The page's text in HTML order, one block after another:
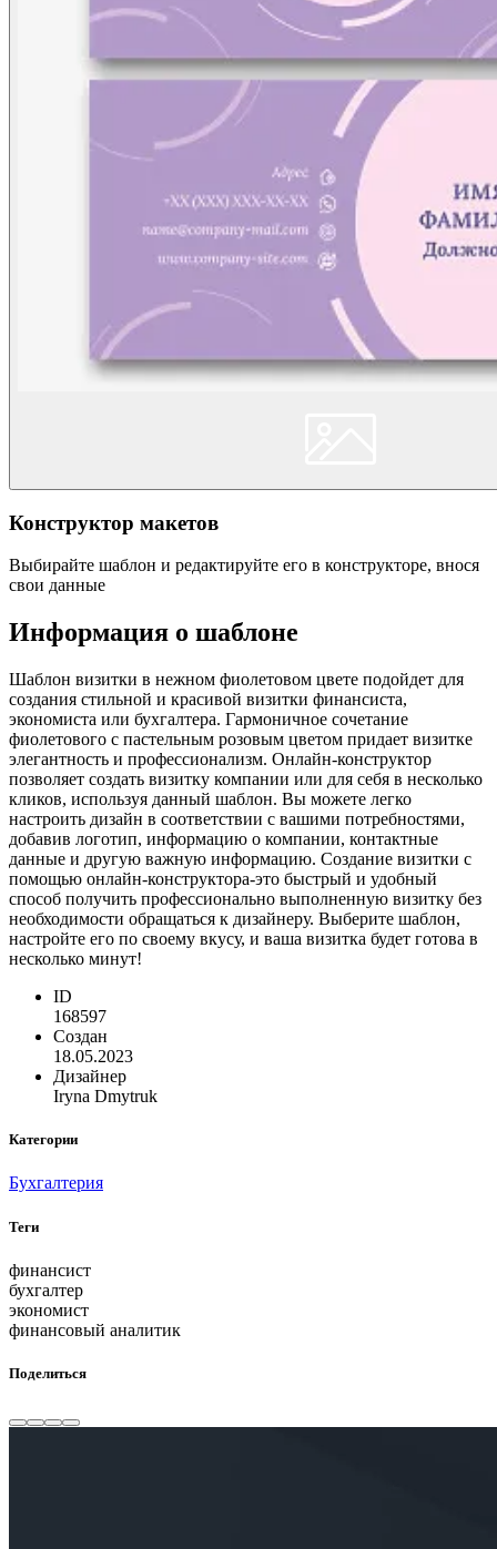
Конструктор макетов
Выбирайте шаблон и редактируйте его в конструкторе, внося
свои данные
Информация о шаблоне
Шаблон визитки в нежном фиолетовом цвете подойдет для
создания стильной и красивой визитки финансиста,
экономиста или бухгалтера. Гармоничное сочетание
фиолетового с пастельным розовым цветом придает визитке
элегантность и профессионализм. Онлайн-конструктор
позволяет создать визитку компании или для себя в несколько
кликов, используя данный шаблон. Вы можете легко
настроить дизайн в соответствии с вашими потребностями,
добавив логотип, информацию о компании, контактные
данные и другую важную информацию. Создание визитки с
помощью онлайн-конструктора-это быстрый и удобный
способ получить профессионально выполненную визитку без
необходимости обращаться к дизайнеру. Выберите шаблон,
настройте его по своему вкусу, и ваша визитка будет готова в
несколько минут!
ID
168597
Создан
18.05.2023
Дизайнер
Iryna Dmytruk
Категории
Бухгалтерия
Теги
финансист
бухгалтер
экономист
финансовый аналитик
Поделиться